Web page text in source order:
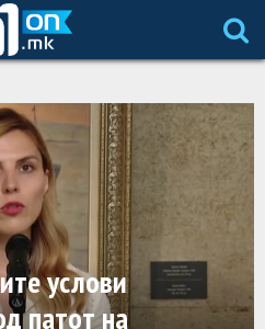
услови
патот на